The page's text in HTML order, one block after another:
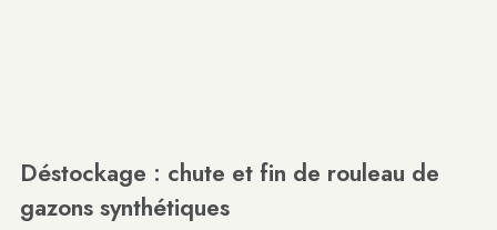
Déstockage : chute et fin de rouleau de
gazons synthétiques